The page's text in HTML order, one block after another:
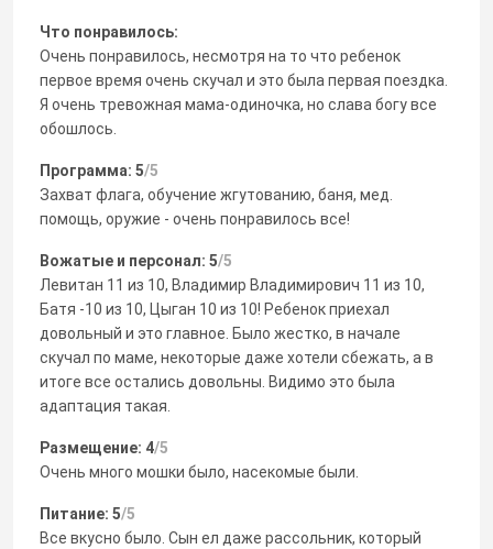
Что понравилось:
Очень понравилось, несмотря на то что ребенок
первое время очень скучал и это была первая поездка.
Я очень тревожная мама-одиночка, но слава богу все
обошлось.
Программа: 5/5
Захват флага, обучение жгутованию, баня, мед.
помощь, оружие - очень понравилось все!
Вожатые и персонал: 5/5
Левитан 11 из 10, Владимир Владимирович 11 из 10,
Батя -10 из 10, Цыган 10 из 10! Ребенок приехал
довольный и это главное. Было жестко, в начале
скучал по маме, некоторые даже хотели сбежать, а в
итоге все остались довольны. Видимо это была
адаптация такая.
Размещение: 4/5
Очень много мошки было, насекомые были.
Питание: 5/5
Все вкусно было. Сын ел даже рассольник, который